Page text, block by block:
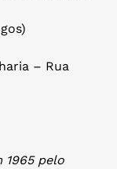
– Rua
1965 pelo